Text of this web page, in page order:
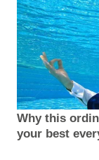
Why this
your best